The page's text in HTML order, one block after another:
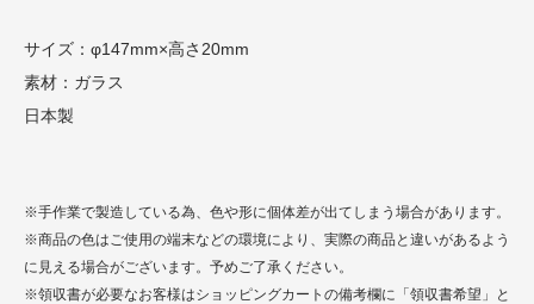
サイズ：φ147mm×高さ20mm
素材：ガラス
日本製
※手作業で製造している為、色や形に個体差が出てしまう場合があります。
※商品の色はご使用の端末などの環境により、実際の商品と違いがあるよう
に見える場合がございます。予めご了承ください。
※領収書が必要なお客様はショッピングカートの備考欄に「領収書希望」と